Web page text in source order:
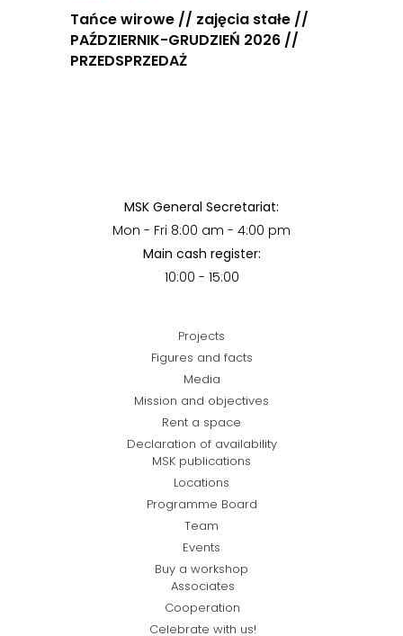
Tańce wirowe // zajęcia stałe //
PAŹDZIERNIK-GRUDZIEŃ 2026 //
PRZEDSPRZEDAŻ
MSK General Secretariat:
Mon - Fri 8:00 am - 4:00 pm
Main cash register:
10:00 - 15:00
Projects
Figures and facts
Media
Mission and objectives
Rent a space
Declaration of availability
MSK publications
Locations
Programme Board
Team
Events
Buy a workshop
Associates
Cooperation
Celebrate with us!